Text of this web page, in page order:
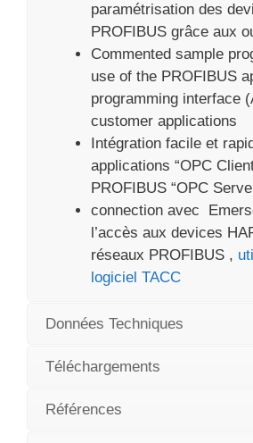
paramétrisation des
PROFIBUS grâce aux
Commented sample
use of the PROFIBUS
programming interface
customer applications
Intégration facile et
applications “OPC
PROFIBUS “OPC
connection avec
l’accès aux devices
réseaux PROFIBUS ,
logiciel TACC
Données Techniques
Téléchargements
Références